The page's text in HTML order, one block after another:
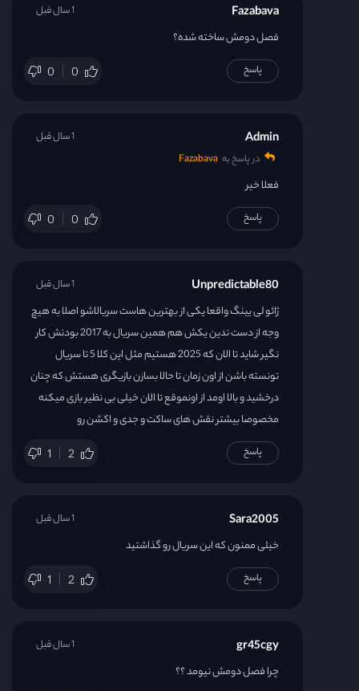
Fazabava
فصل دومش ساخته شده؟
0 0
1 سال قبل
پاسخ
Admin
در پاسخ به Fazabava
فعلا خیر
0 0
1 سال قبل
پاسخ
Unpredictable80
ژائو لی یینگ واقعا یکی از بهترین هاست سریالاشو اصلا به هیچ
وجه از دست ندین یکش هم همین سریال به 2017 بودنش کار
نگیر شاید تا الان که 2025 هستیم مثل این کلا 5 تا سریال
تونسته باشن از اون زمان تا حالا بسازن بازیگری هستش که چنان
درخشید و بالا اومد از اونموقع تا الان خیلی بی نظیر بازی میکنه
مخصوصا بیشتر نقش های ساکت و جدی و اکشن رو
1 2
1 سال قبل
پاسخ
Sara2005
خیلی ممنون که این سریال رو گذاشتید
1 2
1 سال قبل
پاسخ
gr45cgy
چرا فصل دومش نیومد ؟؟
1 سال قبل